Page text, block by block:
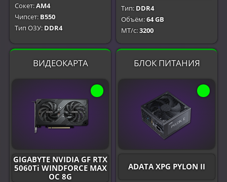
Сокет:AM4
Чипсет: B550
Тип ОЗУ: DDR4
Тип: DDR4
Объём:64 GB
МТ/с:3200
ВИДЕОКАРТА
GIGABYTE NVIDIA GF RTX
5060Ti WINDFORCE MAX
OC 8G
БЛОК ПИТАНИЯ
ADATA XPG PYLON II